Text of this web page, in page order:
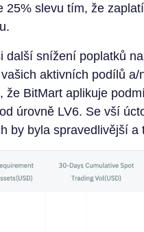
25% slevu tím, že
další snížení poplatků
aktivních podílů
že BitMart aplikuje
od úrovně LV6. Se vší
by byla spravedlivější